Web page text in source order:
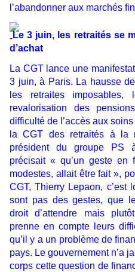
l’abandonner aux marchés
Le 3 juin, les retraités se
d’achat
La CGT lance une
3 juin, à Paris. La hausse
les retraites
revalorisation des
difficulté de l’accès aux
la CGT des retraités à la
président du groupe PS
précisait « qu’un geste en
modestes, allait être fait »,
CGT, Thierry Lepaon, c’est
sont pas des gestes, que
droit d’attendre mais
prenne en compte leurs
qu’il y a un problème de
pays. Le gouvernement n’a
corps cette question de